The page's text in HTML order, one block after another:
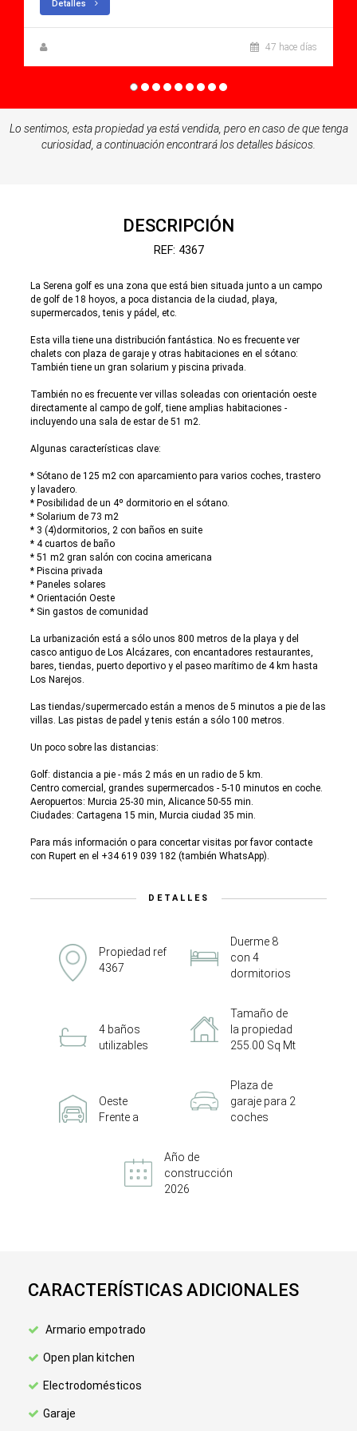
Detalles
47 hace días
Lo sentimos, esta propiedad ya está vendida, pero en caso de que tenga
curiosidad, a continuación encontrará los detalles básicos.
DESCRIPCIÓN
REF: 4367
La Serena golf es una zona que está bien situada junto a un campo
de golf de 18 hoyos, a poca distancia de la ciudad, playa,
supermercados, tenis y pádel, etc.
Esta villa tiene una distribución fantástica. No es frecuente ver
chalets con plaza de garaje y otras habitaciones en el sótano:
También tiene un gran solarium y piscina privada.
También no es frecuente ver villas soleadas con orientación oeste
directamente al campo de golf, tiene amplias habitaciones -
incluyendo una sala de estar de 51 m2.
Algunas características clave:
* Sótano de 125 m2 con aparcamiento para varios coches, trastero
y lavadero.
* Posibilidad de un 4º dormitorio en el sótano.
* Solarium de 73 m2
* 3 (4)dormitorios, 2 con baños en suite
* 4 cuartos de baño
* 51 m2 gran salón con cocina americana
* Piscina privada
* Paneles solares
* Orientación Oeste
* Sin gastos de comunidad
La urbanización está a sólo unos 800 metros de la playa y del
casco antiguo de Los Alcázares, con encantadores restaurantes,
bares, tiendas, puerto deportivo y el paseo marítimo de 4 km hasta
Los Narejos.
Las tiendas/supermercado están a menos de 5 minutos a pie de las
villas. Las pistas de padel y tenis están a sólo 100 metros.
Un poco sobre las distancias:
Golf: distancia a pie - más 2 más en un radio de 5 km.
Centro comercial, grandes supermercados - 5-10 minutos en coche.
Aeropuertos: Murcia 25-30 min, Alicance 50-55 min.
Ciudades: Cartagena 15 min, Murcia ciudad 35 min.
Para más información o para concertar visitas por favor contacte
con Rupert en el +34 619 039 182 (también WhatsApp).
DETALLES
Propiedad ref
4367
Duerme 8
con 4
dormitorios
4 baños
utilizables
Tamaño de
la propiedad
255.00 Sq Mt
Oeste
Frente a
Plaza de
garaje para 2
coches
Año de
construcción
2026
CARACTERÍSTICAS ADICIONALES
Armario empotrado
Open plan kitchen
Electrodomésticos
Garaje